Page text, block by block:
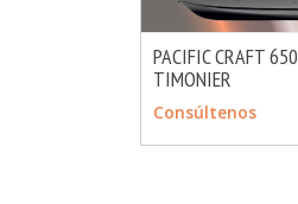
CONSULTAR
PACIFIC CRAFT 650
TIMONIER
Consúltenos